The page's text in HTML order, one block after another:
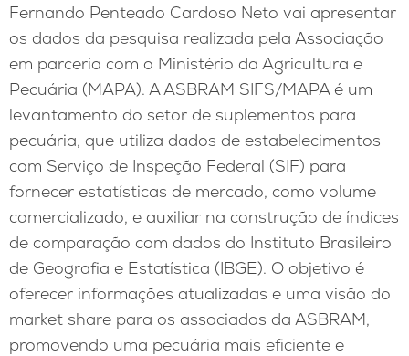
Fernando Penteado Cardoso Neto vai apresentar
os dados da pesquisa realizada pela Associação
em parceria com o Ministério da Agricultura e
Pecuária (MAPA). A ASBRAM SIFS/MAPA é um
levantamento do setor de suplementos para
pecuária, que utiliza dados de estabelecimentos
com Serviço de Inspeção Federal (SIF) para
fornecer estatísticas de mercado, como volume
comercializado, e auxiliar na construção de índices
de comparação com dados do Instituto Brasileiro
de Geografia e Estatística (IBGE). O objetivo é
oferecer informações atualizadas e uma visão do
market share para os associados da ASBRAM,
promovendo uma pecuária mais eficiente e